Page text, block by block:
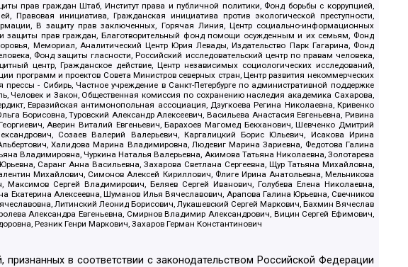
прав граждан Штаб, Институт права и публичной политики, Фонд борьбы с коррупцией,
инициатива, Гражданская инициатива против экологической преступности,
В защиту прав заключенных, Горячая Линия, Центр социально-информационных
защиты прав граждан, Благотворительный фонд помощи осужденным и их семьям, Фонд
Мемориал, Аналитический Центр Юрия Левады, Издательство Парк Гагарина, Фонд
Фонд защиты гласности, Российский исследовательский центр по правам человека,
центр, Гражданское действие, Центр независимых социологических исследований,
и проектов Совета Министров северных стран, Центр развития некоммерческих
- Сибирь, Частное учреждение в Санкт-Петербурге по административной поддержке
Человек и Закон, Общественная комиссия по сохранению наследия академика Сахарова,
Евразийская антимонопольная ассоциация, Дзугкоева Регина Николаевна, Кривенко
Туровский Александр Алексеевич, Васильева Анастасия Евгеньевна, Ривина
Аверин Виталий Евгеньевич, Барахоев Магомед Бекханович, Шевченко Дмитрий
Созаев Валерий Валерьевич, Каргалицкий Борис Юльевич, Исакова Ирина
Халидова Марина Владимировна, Людевиг Марина Зариевна, Федотова Галина
Владимировна, Чуркина Наталья Валерьевна, Акимова Татьяна Николаевна, Золотарева
Саранг Анна Васильевна, Захарова Светлана Сергеевна, Щур Татьяна Михайловна,
Михайлович, Симонов Алексей Кириллович, Флиге Ирина Анатольевна, Мельникова
Сергей Владимирович, Беляев Сергей Иванович, Голубева Елена Николаевна,
Алексеевна, Шуманов Илья Вячеславович, Арапова Галина Юрьевна, Свечников
Литинский Леонид Борисович, Лукашевский Сергей Маркович, Бахмин Вячеслав
Александра Евгеньевна, Смирнов Владимир Александрович, Вицин Сергей Ефимович,
Резник Генри Маркович, Захаров Герман Константинович
в соответствии с законодательством Российской Федерации